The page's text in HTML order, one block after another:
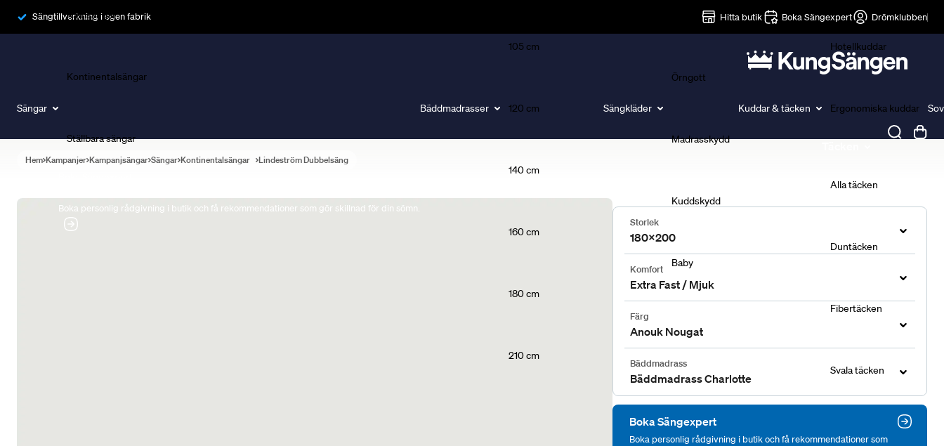
Sängtillverkning i egen fabrik Hitta butik Boka Sängexpert Drömklubben
Sängar
Ramsängar
Kontinentalsängar
Ställbara sängar
Boka personlig rådgivning i butik och få rekommendationer som gör skillnad för din sömn.
Bäddmadrasser
105 cm
120 cm
140 cm
160 cm
180 cm
210 cm
Sängkläder
Örngott
Madrasskydd
Kuddskydd
Baby
Kuddar & täcken
Hotellkuddar
Ergonomiska kuddar
Alla täcken
Duntäcken
Fibertäcken
Svala täcken
Hem Kampanjer Kampanjsängar Sängar Kontinentalsängar Lindeström Dubbelsäng
Storlek
180x200
Komfort
Extra Fast / Mjuk
Färg
Anouk Nougat
Bäddmadrass
Bäddmadrass Charlotte
Boka Sängexpert
Boka personlig rådgivning i butik och få rekommendationer som